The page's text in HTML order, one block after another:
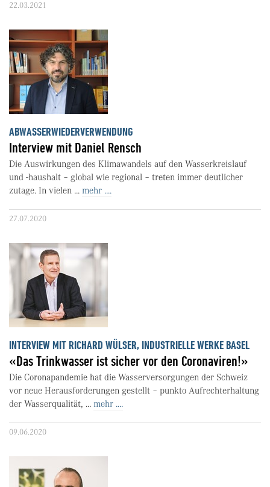
22.03.2021
ABWASSERWIEDERVERWENDUNG
Interview mit Daniel Rensch
Die Auswirkungen des Klimawandels auf den Wasserkreislauf
und -haushalt – global wie regional – treten immer deutlicher
zutage. In vielen ... mehr ....
27.07.2020
INTERVIEW MIT RICHARD WÜLSER, INDUSTRIELLE WERKE BASEL
«Das Trinkwasser ist sicher vor den Coronaviren!»
Die Coronapandemie hat die Wasserversorgungen der Schweiz
vor neue Herausforderungen gestellt – punkto Aufrechterhaltung
der Wasserqualität, ... mehr ....
09.06.2020